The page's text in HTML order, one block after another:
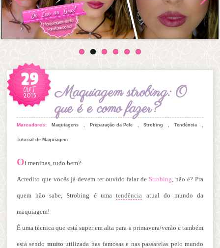
29
OUT
2015
Maquiagem strobing: O
que é e como fazer?
Marcadores: Maquiagens, Preparação da Pele,Strobing ,Tendência
Tutorial de Maquiagem
Oi meninas, tudo bem?
Acredito que vocês já devem ter ouvido falar de Strobing , não é? Pra
quem não sabe, Strobing é umatendência atual do mundo da
maquiagem!
É uma técnica que está super em alta para a primavera/verão e também
está sendo muito utilizada nas famosas e nas passarelas pelo mundo